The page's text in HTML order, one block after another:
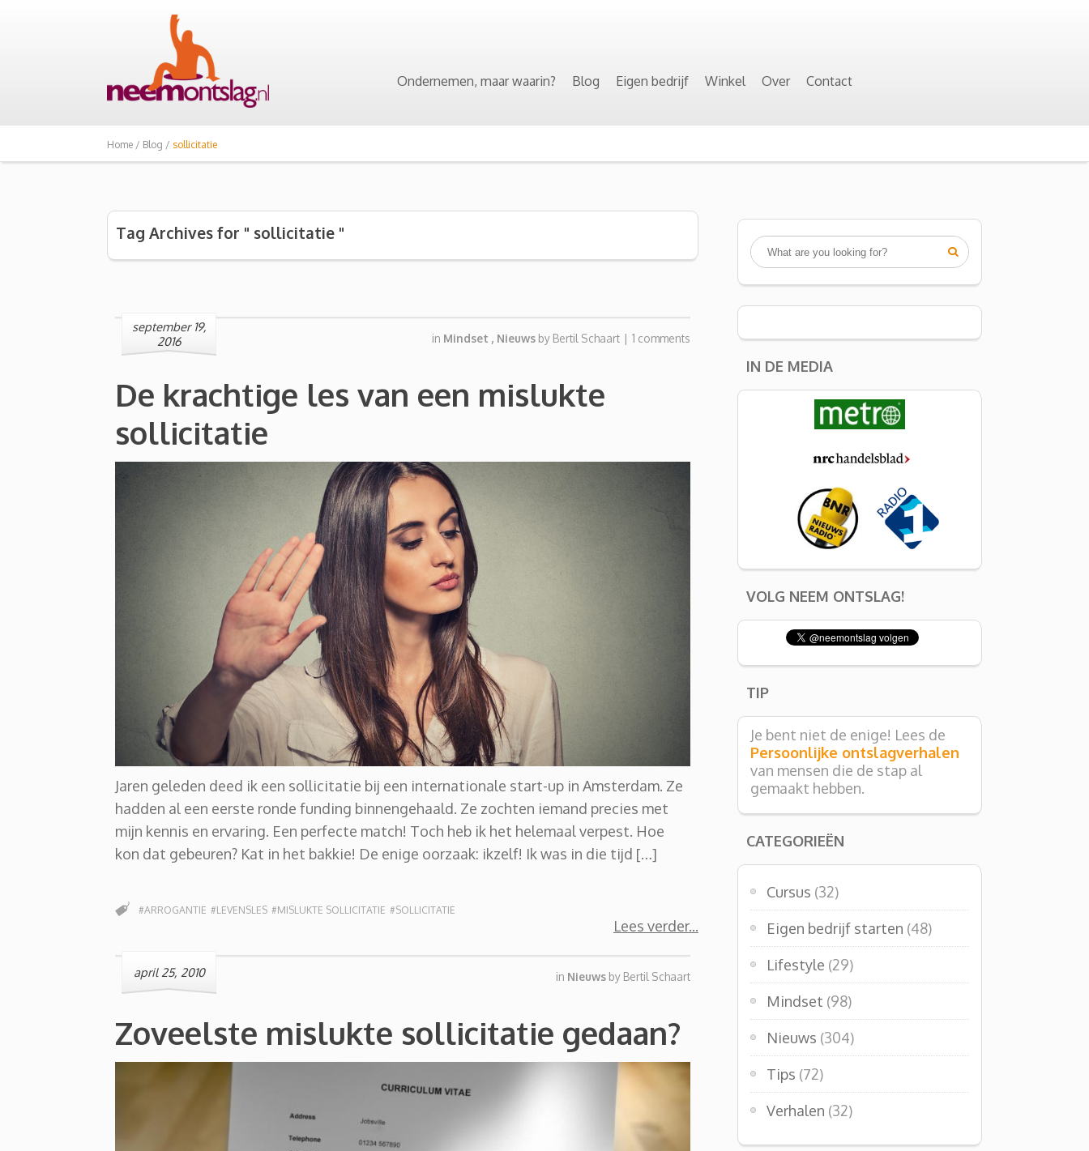
Ondernemen, maar waarin? Blog Eigen bedrijf Winkel Over Contact
Home / Blog / sollicitatie
Tag Archives for " sollicitatie "
september 19,
2016
in Mindset , Nieuws by Bertil Schaart | 1 comments
De krachtige les van een mislukte
sollicitatie
Jaren geleden deed ik een sollicitatie bij een internationale start-up in Amsterdam. Ze
hadden al een eerste ronde funding binnengehaald. Ze zochten iemand precies met
mijn kennis en ervaring. Een perfecte match! Toch heb ik het helemaal verpest. Hoe
kon dat gebeuren? Kat in het bakkie! De enige oorzaak: ikzelf! Ik was in die tijd […]
Lees verder
#ARROGANTIE #LEVENSLES #MISLUKTE SOLLICITATIE #SOLLICITATIE
april 25, 2010 in Nieuws by Bertil Schaart
Zoveelste mislukte sollicitatie gedaan?

IN DE MEDIA
VOLG NEEM ONTSLAG!
TIP
Je bent niet de enige! Lees de
Persoonlijke ontslagverhalen
van mensen die de stap al
gemaakt hebben.
CATEGORIEËN
Cursus (32)
Eigen bedrijf starten (48)
Lifestyle (29)
Mindset (98)
Nieuws (304)
Tips (72)
Verhalen (32)